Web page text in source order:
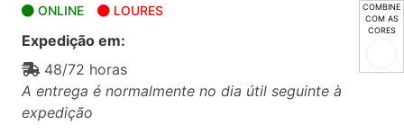
COMBINE
COM AS
CORES
ONLINE LOURES
Expedição em:
48/72 horas
A entrega é normalmente no dia útil seguinte à
expedição